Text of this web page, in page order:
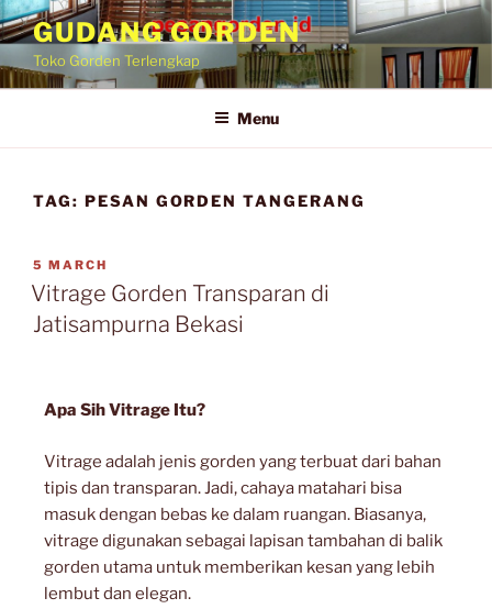
GUDANG GORDEN
Toko Gorden Terlengkap
Menu
TAG: PESAN GORDEN TANGERANG
5 MARCH
Vitrage Gorden Transparan di
Jatisampurna Bekasi
Apa Sih Vitrage Itu?
Vitrage adalah jenis gorden yang terbuat dari bahan
tipis dan transparan. Jadi, cahaya matahari bisa
masuk dengan bebas ke dalam ruangan. Biasanya,
vitrage digunakan sebagai lapisan tambahan di balik
gorden utama untuk memberikan kesan yang lebih
lembut dan elegan.